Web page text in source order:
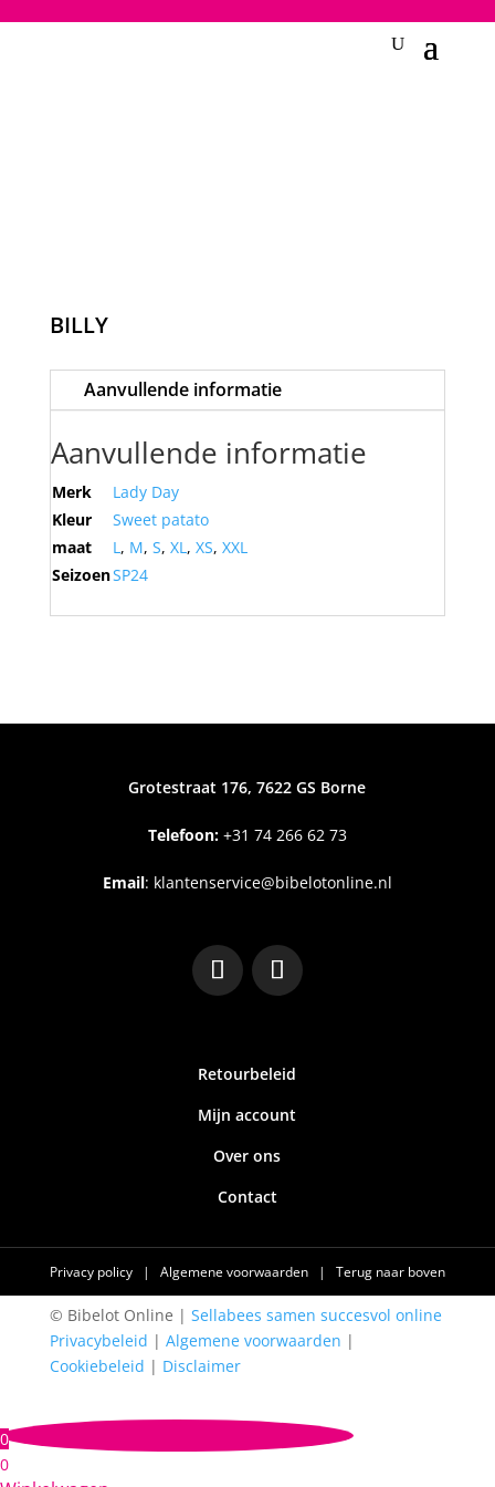
BILLY
Aanvullende informatie
Aanvullende informatie
Merk
Lady Day
Kleur
Sweet patato
maat
L, M, S, XL, XS, XXL
SeizoenSP24
Grotestraat 176, 7622 GS Borne
Telefoon:+31 74 266 62 73
Email: klantenservice@bibelotonline.nl
Retourbeleid
Mijn account
Over ons
Contact
Privacy policy | Algemene voorwaarden | Terug naar boven
© Bibelot Online | Sellabees samen succesvol online
Privacybeleid | Algemene voorwaarden |
Cookiebeleid | Disclaimer
0
0